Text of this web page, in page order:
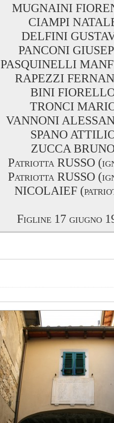
MUGNAINI
CIAMPI
DELFINI
PANCONI
PASQUINELLI
RAPEZZI
BINI
TRONCI
VANNONI
SPANO
ZUCCA
Patriotta RUSSO
Patriotta RUSSO
NICOLAIEF
Figline 17 giugno